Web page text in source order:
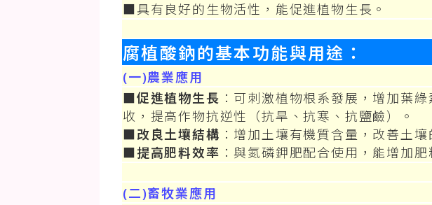
■具有良好的生物活性，能促進植物生長。
腐植酸鈉的基本功能與用途：
(一)農業應用
■促進植物生長 ：可刺激植物根系發展，增加葉
收，提高作物抗逆性（抗旱、抗寒、抗鹽鹼）。
■改良土壤結構 ：增加土壤有機質含量，改善土
■提高肥料效率 ：與氮磷鉀肥配合使用，能增加
(二)畜牧業應用